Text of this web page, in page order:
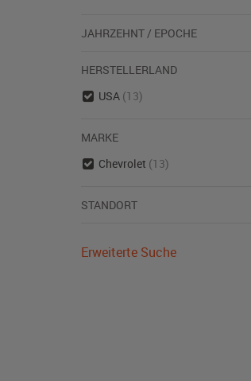
JAHRZEHNT / EPOCHE
HERSTELLERLAND
USA (13)
MARKE
Chevrolet (13)
STANDORT
Erweiterte Suche